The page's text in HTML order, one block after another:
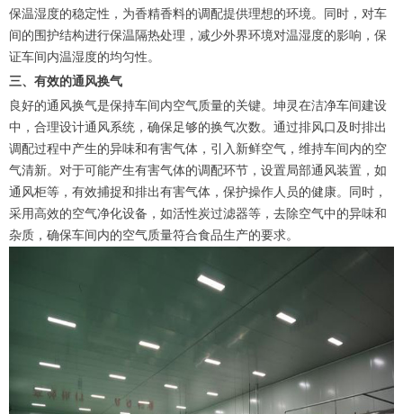
保温湿度的稳定性，为香精香料的调配提供理想的环境。同时，对车
间的围护结构进行保温隔热处理，减少外界环境对温湿度的影响，保
证车间内温湿度的均匀性。
三、有效的通风换气
良好的通风换气是保持车间内空气质量的关键。坤灵在洁净车间建设
中，合理设计通风系统，确保足够的换气次数。通过排风口及时排出
调配过程中产生的异味和有害气体，引入新鲜空气，维持车间内的空
气清新。对于可能产生有害气体的调配环节，设置局部通风装置，如
通风柜等，有效捕捉和排出有害气体，保护操作人员的健康。同时，
采用高效的空气净化设备，如活性炭过滤器等，去除空气中的异味和
杂质，确保车间内的空气质量符合食品生产的要求。